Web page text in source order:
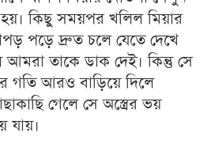
হয়। কিছু সময়পর খলিল মিয়ার
পড়ে দ্রুত চলে যেতে দেখে
তাকে ডাক দেই। কিন্তু সে
গতি আরও বাড়িয়ে দিলে
গেলে সে অস্ত্রের ভয়
যায়।